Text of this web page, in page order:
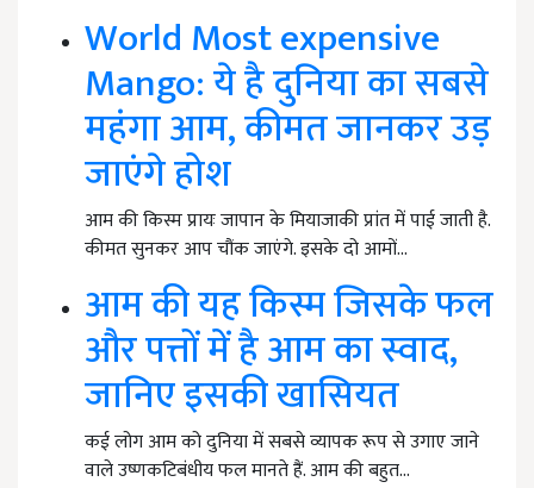
World Most expensive
Mango: ये है दुनिया का सबसे
महंगा आम, कीमत जानकर उड़
जाएंगे होश
आम की किस्म प्रायः जापान के मियाजाकी प्रांत में पाई जाती है.
कीमत सुनकर आप चौंक जाएंगे. इसके दो आमों…
आम की यह किस्म जिसके फल
और पत्तों में है आम का स्वाद,
जानिए इसकी खासियत
कई लोग आम को दुनिया में सबसे व्यापक रूप से उगाए जाने
वाले उष्णकटिबंधीय फल मानते हैं. आम की बहुत…